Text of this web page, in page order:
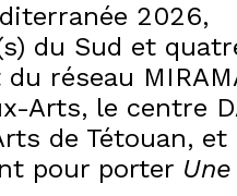
2026,
du Sud et
du réseau
Arts, le centre
de Tétouan, et
pour porter